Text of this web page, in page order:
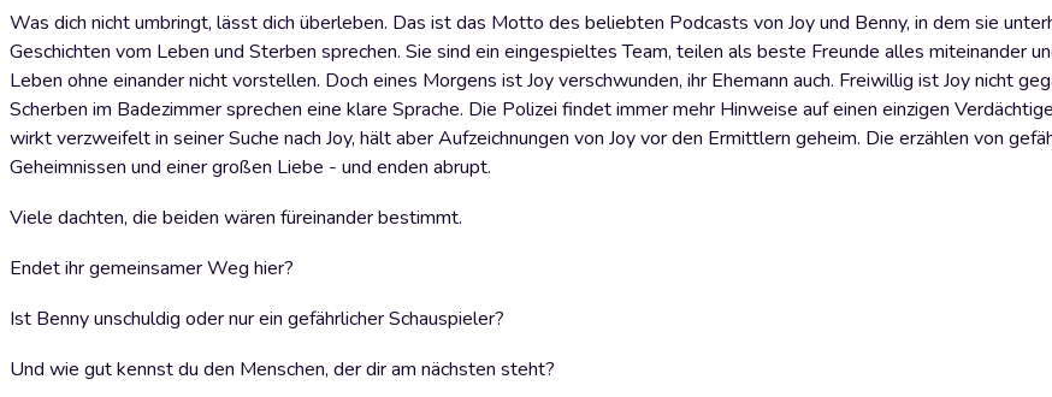
Was dich nicht umbringt, lässt dich überleben. Das ist das Motto des beliebten Podcasts von Joy und Benny, in dem sie
Geschichten vom Leben und Sterben sprechen. Sie sind ein eingespieltes Team, teilen als beste Freunde alles miteinander
Leben ohne einander nicht vorstellen. Doch eines Morgens ist Joy verschwunden, ihr Ehemann auch. Freiwillig ist Joy nicht
Scherben im Badezimmer sprechen eine klare Sprache. Die Polizei findet immer mehr Hinweise auf einen einzigen
wirkt verzweifelt in seiner Suche nach Joy, hält aber Aufzeichnungen von Joy vor den Ermittlern geheim. Die erzählen von
Geheimnissen und einer großen Liebe - und enden abrupt.
Viele dachten, die beiden wären füreinander bestimmt.
Endet ihr gemeinsamer Weg hier?
Ist Benny unschuldig oder nur ein gefährlicher Schauspieler?
Und wie gut kennst du den Menschen, der dir am nächsten steht?